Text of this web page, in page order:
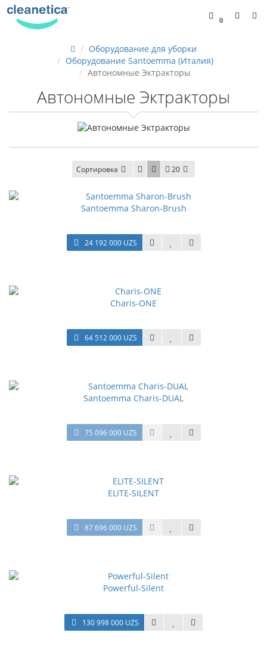
0
Оборудование для уборки
Оборудование Santoemma (Италия)
Автономные Эктракторы
Автономные Эктракторы
Сортировка 20
Santoemma Sharon-Brush
24 192 000 UZS
Charis-ONE
64 512 000 UZS
Santoemma Charis-DUAL
75 096 000 UZS
ELITE-SILENT
87 696 000 UZS
Powerful-Silent
130 998 000 UZS